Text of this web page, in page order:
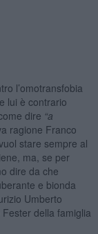
l’omotransfobia
lui è contrario
dire “a
ragione Franco
stare sempre al
ma, se per
dire da che
e bionda
Umberto
della famiglia